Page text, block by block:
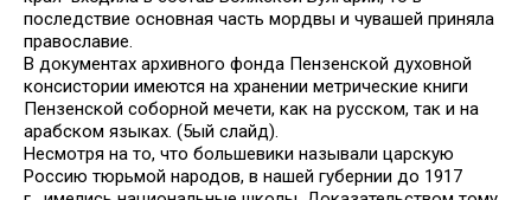
последствие основная часть мордвы и чувашей приняла
православие.
В документах архивного фонда Пензенской духовной
консистории имеются на хранении метрические книги
Пензенской соборной мечети, как на русском, так и на
арабском языках. (5ый слайд).
Несмотря на то, что большевики называли царскую
Россию тюрьмой народов, в нашей губернии до 1917